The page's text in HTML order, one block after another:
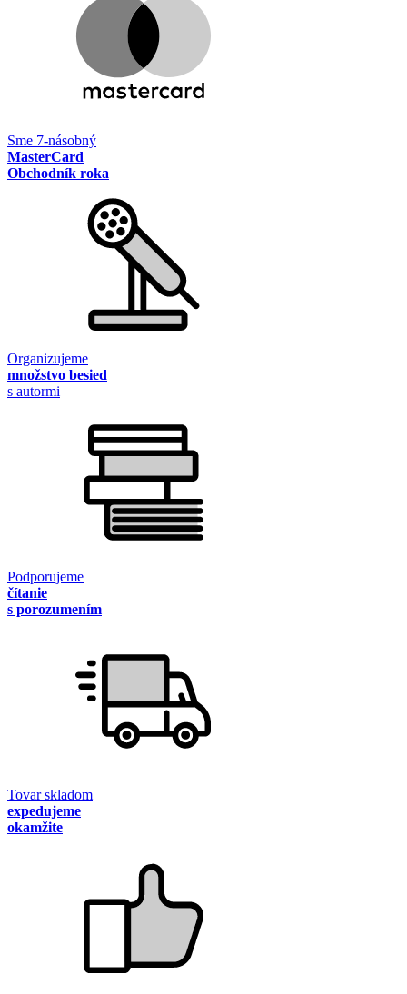
Sme 7-násobný
MasterCard
Obchodník roka
Organizujeme
množstvo besied
s autormi
Podporujeme
čítanie
s porozumením
Tovar skladom
expedujeme
okamžite